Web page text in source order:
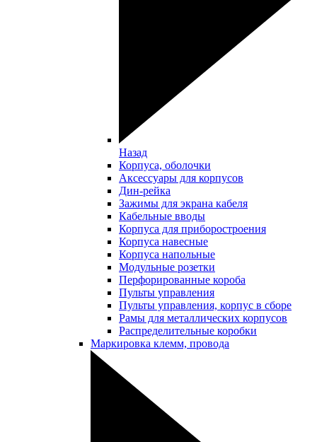
Назад
Корпуса, оболочки
Аксессуары для корпусов
Дин-рейка
Зажимы для экрана кабеля
Кабельные вводы
Корпуса для приборостроения
Корпуса навесные
Корпуса напольные
Модульные розетки
Перфорированные короба
Пульты управления
Пульты управления, корпус в сборе
Рамы для металлических корпусов
Распределительные коробки
Маркировка клемм, провода